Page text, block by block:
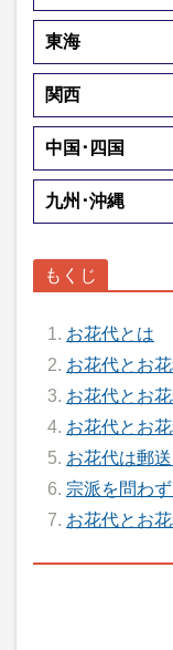
東海
関西
中国･四国
九州･沖縄
お花代とは
お花代とお
お花代とお
お花代とお
お花代は郵
宗派を問わ
お花代とお